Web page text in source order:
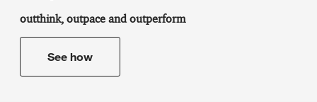
outthink, outpace and outperform
See how